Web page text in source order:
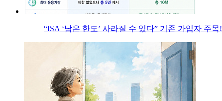
“ISA ‘남은 한도’ 사라질 수 있다” 기존 가입자 주목!